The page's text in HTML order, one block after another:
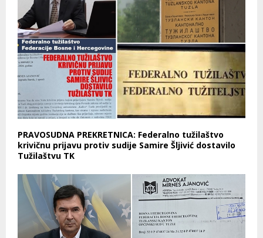
PRAVOSUDNA PREKRETNICA: Federalno tužilaštvo
krivičnu prijavu protiv sudije Samire Šljivić dostavilo
Tužilaštvu TK